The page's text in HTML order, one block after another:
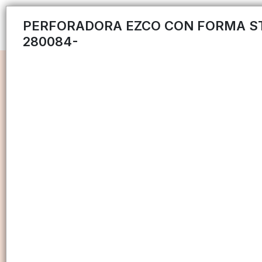
PERFORADORA EZCO CON FORMA
280084-